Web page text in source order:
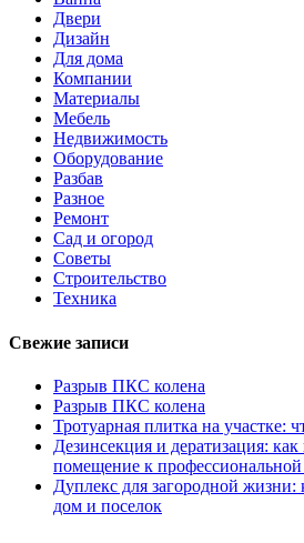
Двери
Дизайн
Для дома
Компании
Материалы
Мебель
Недвижимость
Оборудование
Разбав
Разное
Ремонт
Сад и огород
Советы
Строительство
Техника
Свежие записи
Разрыв ПКС колена
Разрыв ПКС колена
Тротуарная плитка на участке:
Дезинсекция и дератизация: как
помещение к профессиональной
Дуплекс для загородной жизни:
дом и поселок